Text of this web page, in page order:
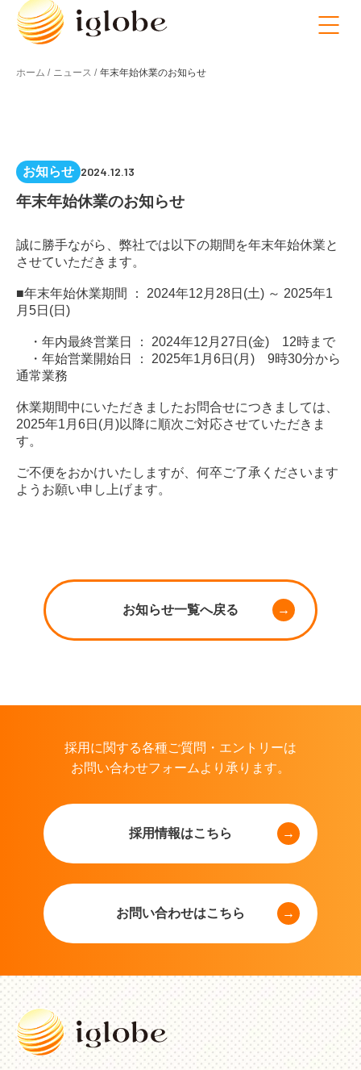
ホーム / ニュース / 年末年始休業のお知らせ
お知らせ 2024.12.13
年末年始休業のお知らせ
誠に勝手ながら、弊社では以下の期間を年末年始休業と
させていただきます。
■年末年始休業期間 ： 2024年12月28日(土) ～ 2025年1
月5日(日)
・年内最終営業日 ： 2024年12月27日(金) 12時まで
・年始営業開始日 ： 2025年1月6日(月) 9時30分から
通常業務
休業期間中にいただきましたお問合せにつきましては、
2025年1月6日(月)以降に順次ご対応させていただきま
す。
ご不便をおかけいたしますが、何卒ご了承くださいます
ようお願い申し上げます。
お知らせ一覧へ戻る
採用に関する各種ご質問・エントリーは
お問い合わせフォームより承ります。
採用情報はこちら
お問い合わせはこちら